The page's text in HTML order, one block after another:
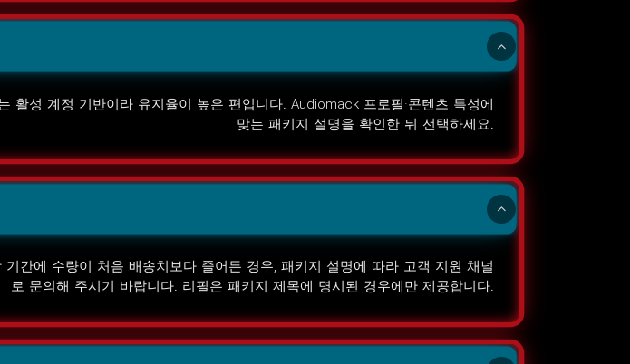
성 계정 기반이라 유지율이 높은 편입니다. Audiomack 프로필·콘텐츠 특성에
맞는 패키지 설명을 확인한 뒤 선택하세요.
간에 수량이 처음 배송치보다 줄어든 경우, 패키지 설명에 따라 고객 지원 채널
로 문의해 주시기 바랍니다. 리필은 패키지 제목에 명시된 경우에만 제공합니다.